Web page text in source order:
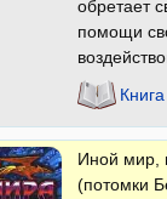
обретает
помощи
Иной мир,
(потомки